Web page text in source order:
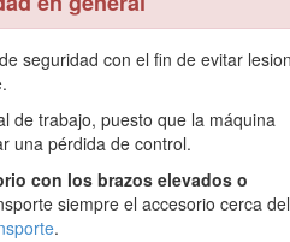
seguridad con el fin de evitar
de trabajo, puesto que la máquina
una pérdida de control.
con los brazos elevados o
siempre el accesorio cerca del
.